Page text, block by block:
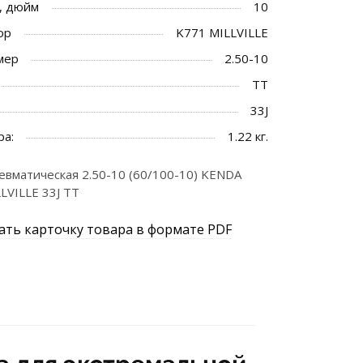
дюйм
10
K771 MILLVILLE
2.50-10
TT
33J
1.22 кг.
2.50-10 (60/100-10) KENDA
33J TT
карточку товара в формате PDF